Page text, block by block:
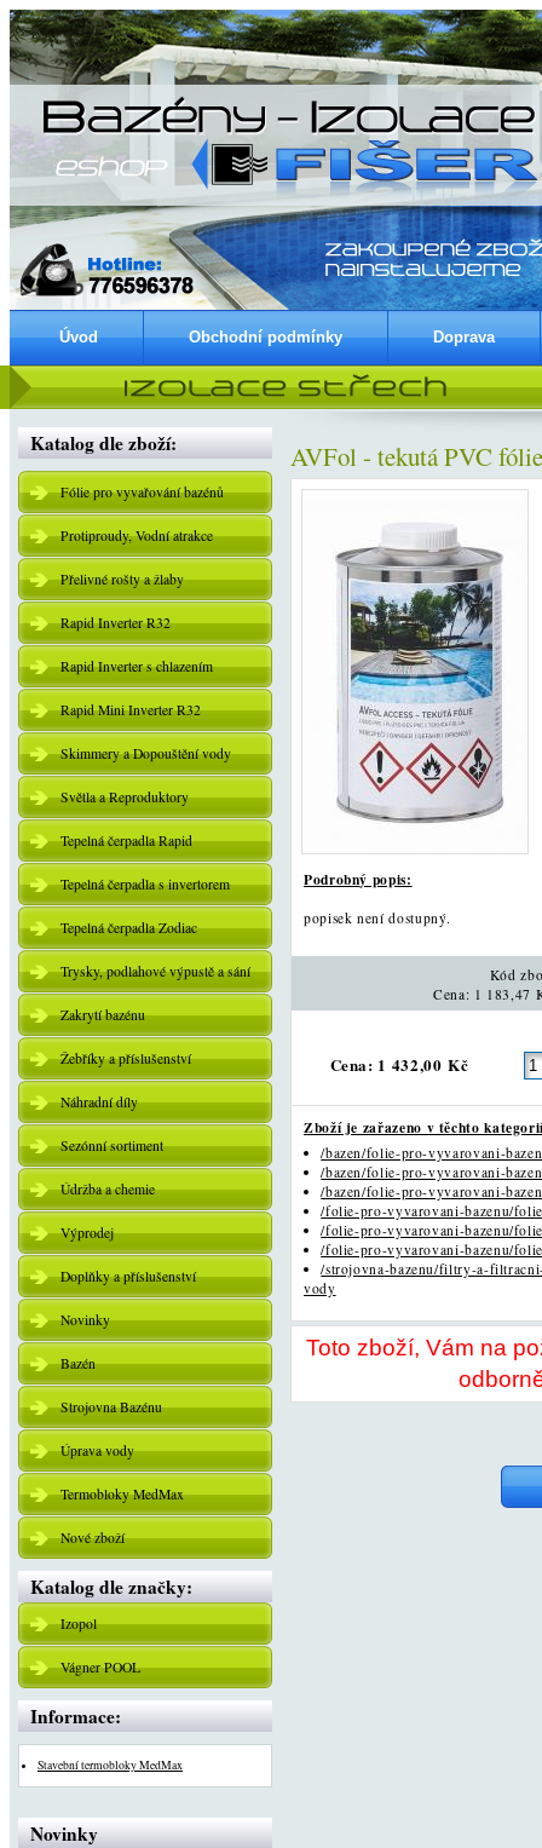
Úvod Obchodní podmínky Doprava
Katalog dle zboží:
Fólie pro vyvařování bazénů
Protiproudy, Vodní atrakce
Přelivné rošty a žlaby
Rapid Inverter R32
Rapid Inverter s chlazením
Rapid Mini Inverter R32
Skimmery a Dopouštění vody
Světla a Reproduktory
Tepelná čerpadla Rapid
Tepelná čerpadla s invertorem
Tepelná čerpadla Zodiac
Trysky, podlahové výpustě a sání
Zakrytí bazénu
Žebříky a příslušenství
Náhradní díly
Sezónní sortiment
Údržba a chemie
Výprodej
Doplňky a příslušenství
Novinky
Bazén
Strojovna Bazénu
Úprava vody
Termobloky MedMax
Nové zboží
Katalog dle značky:
Izopol
Vágner POOL
Informace:
Stavební termobloky MedMax
Novinky
AVFol - tekutá PVC
Podrobný popis:
popisek není dostupný.
Kód
Cena: 1 183,47
Cena: 1 432,00 Kč
Zboží je zařazeno v těchto
/bazen/folie-pro-vyvarovani-
/bazen/folie-pro-vyvarovani-
/bazen/folie-pro-vyvarovani-
/folie-pro-vyvarovani-bazenu/
/folie-pro-vyvarovani-bazenu/
/folie-pro-vyvarovani-bazenu/
/strojovna-bazenu/filtry-a-
vody
Toto zboží, Vám na